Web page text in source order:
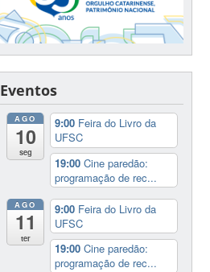
Eventos
AGO
10
seg
9:00 Feira do Livro da
UFSC
19:00Cine paredão:
programação de rec...
AGO
11
ter
9:00 Feira do Livro da
UFSC
19:00Cine paredão:
programação de rec...